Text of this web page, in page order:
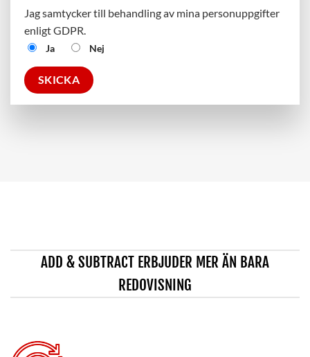
Jag samtycker till behandling av mina personuppgifter
enligt GDPR.
Ja Nej
ADD & SUBTRACT ERBJUDER MER ÄN BARA
REDOVISNING